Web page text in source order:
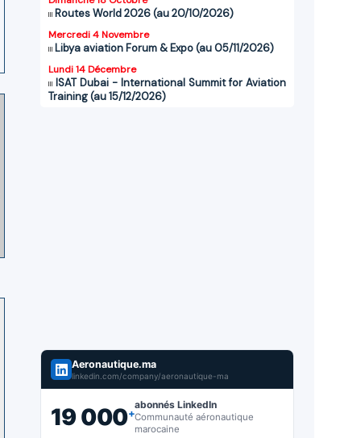
Routes World 2026 (au 20/10/2026)
Mercredi 4 Novembre
Libya aviation Forum & Expo (au 05/11/2026)
Lundi 14 Décembre
ISAT Dubai - International Summit for Aviation
Training (au 15/12/2026)
Aeronautique.ma
linkedin.com/company/aeronautique-ma
19 000+
abonnés LinkedIn
Communauté aéronautique
marocaine